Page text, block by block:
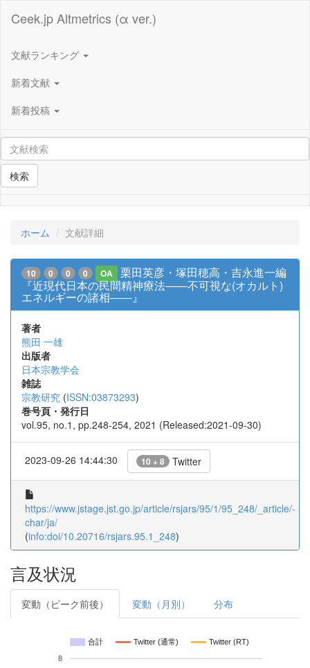
Ceek.jp Altmetrics (α ver.)
文献ランキング
新着文献
新着投稿
検索
ホーム 文献詳細
10 0 0 0 OA
栗田英彦・塚田穂高・吉永進一編
『近現代日本の民間精神療法――不可視な(オカルト)
エネルギーの諸相――』
著者
熊田 一雄
出版者
日本宗教学会
雑誌
宗教研究 (ISSN:03873293)
巻号頁・発行日
vol.95, no.1, pp.248-254, 2021 (Released:2021-09-30)
2023-09-26 14:44:30 10 + 8 Twitter
https://www.jstage.jst.go.jp/article/rsjars/95/1/95_248/_article/-
char/ja/
(info:doi/10.20716/rsjars.95.1_248)
言及状況
変動（ピーク前後） 変動（月別） 分布
合計 Twitter (通常) Twitter (RT)
8